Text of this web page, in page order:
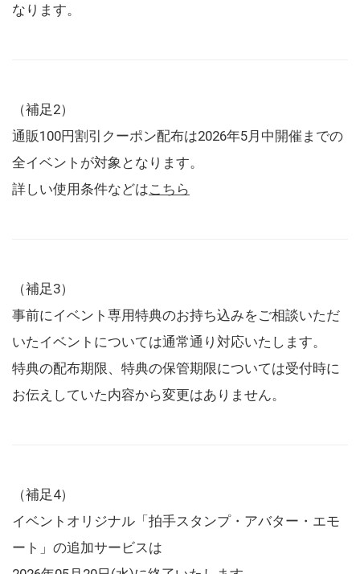
なります。
（補足2）
通販100円割引クーポン配布は2026年5月中開催までの
全イベントが対象となります。
詳しい使用条件などはこちら
（補足3）
事前にイベント専用特典のお持ち込みをご相談いただ
いたイベントについては通常通り対応いたします。
特典の配布期限、特典の保管期限については受付時に
お伝えしていた内容から変更はありません。
（補足4）
イベントオリジナル「拍手スタンプ・アバター・エモ
ート」の追加サービスは